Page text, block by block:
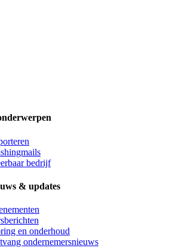
bedrijf
& updates
en onderhoud
ondernemersnieuws